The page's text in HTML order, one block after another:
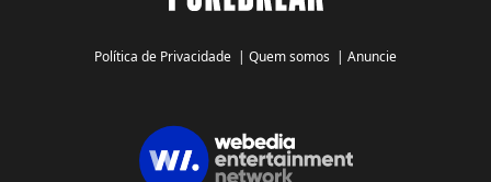
Política de Privacidade | Quem somos | Anuncie